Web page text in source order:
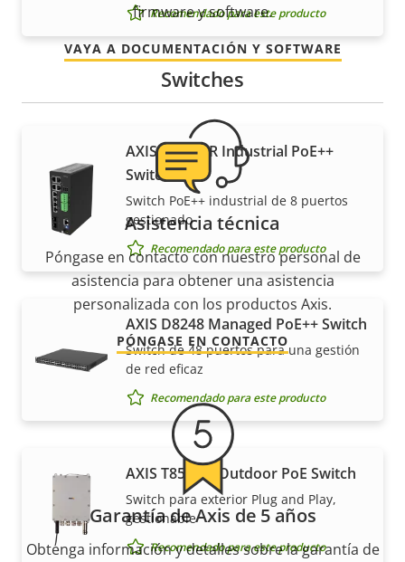
Recomendado para este producto
Switches
AXIS D8208-R Industrial PoE++
Switch
Switch PoE++ industrial de 8 puertos
gestionado
Recomendado para este producto
AXIS D8248 Managed PoE++ Switch
Switch de 48 puertos para una gestión
de red eficaz
Recomendado para este producto
AXIS T8504-E Outdoor PoE Switch
Switch para exterior Plug and Play,
gestionable
Recomendado para este producto
firmware y software.
VAYA A DOCUMENTACIÓN Y SOFTWARE
Asistencia técnica
Póngase en contacto con nuestro personal de
asistencia para obtener una asistencia
personalizada con los productos Axis.
PÓNGASE EN CONTACTO
Garantía de Axis de 5 años
Obtenga información y detalles sobre la garantía de